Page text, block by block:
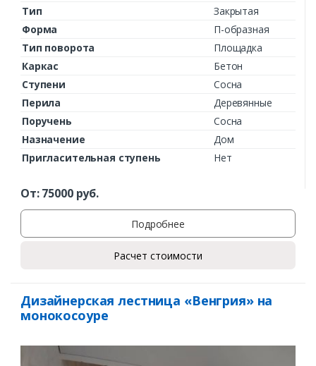
Тип
Закрытая
Форма
П-образная
Тип поворота
Площадка
Каркас
Бетон
Ступени
Сосна
Перила
Деревянные
Поручень
Сосна
Назначение
Дом
Пригласительная ступень
Нет
От:75000руб.
Подробнее
Расчет стоимости
Дизайнерская лестница «Венгрия» на
монокосоуре